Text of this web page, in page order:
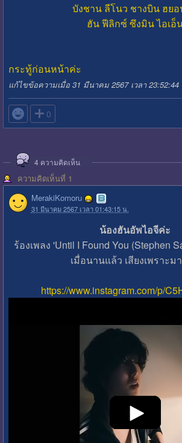
บังชาน ลีโนว ชางบิน ฮย
ฮันฟีลิกซ์ ซึงมินไอเอ็
กระทู้ก่อนหน้าค่ะ
แก้ไขข้อความเมื่อ 31 มีนาคม 2567 เวลา 23:52:44
 0
4 ความคิดเห็น
ความคิดเห็นที่ 1
MerakiKomoru
31 มีนาคม 2567 เวลา 01:43:15 น.
น้องฮันอัพไอจีค่ะ
ร้องเพลง 'Until I Found You (Stephen
เมื่อนานแล้ว เสียงเพราะม
https://www.instagram.com/p/